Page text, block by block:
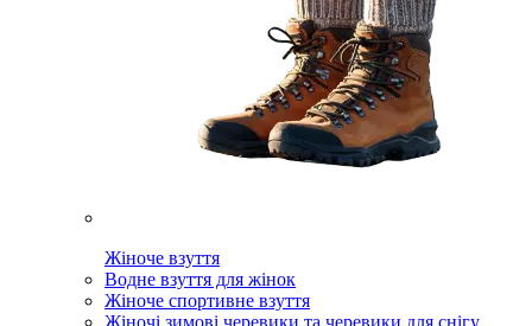
Жіноче взуття
Водне взуття для жінок
Жіноче спортивне взуття
Жіночі зимові черевики та черевики для снігу